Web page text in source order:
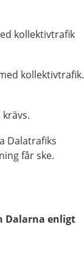
kollektivtrafik
kollektivtrafik.
Dalatrafiks
får ske.
Dalarna enligt